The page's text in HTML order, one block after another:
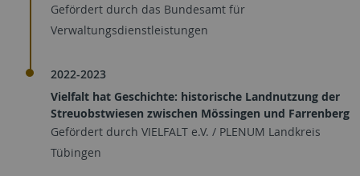
Gefördert durch das Bundesamt für
Verwaltungsdienstleistungen
2022-2023
Vielfalt hat Geschichte: historische Landnutzung der
Streuobstwiesen zwischen Mössingen und Farrenberg
Gefördert durch VIELFALT e.V. / PLENUM Landkreis
Tübingen